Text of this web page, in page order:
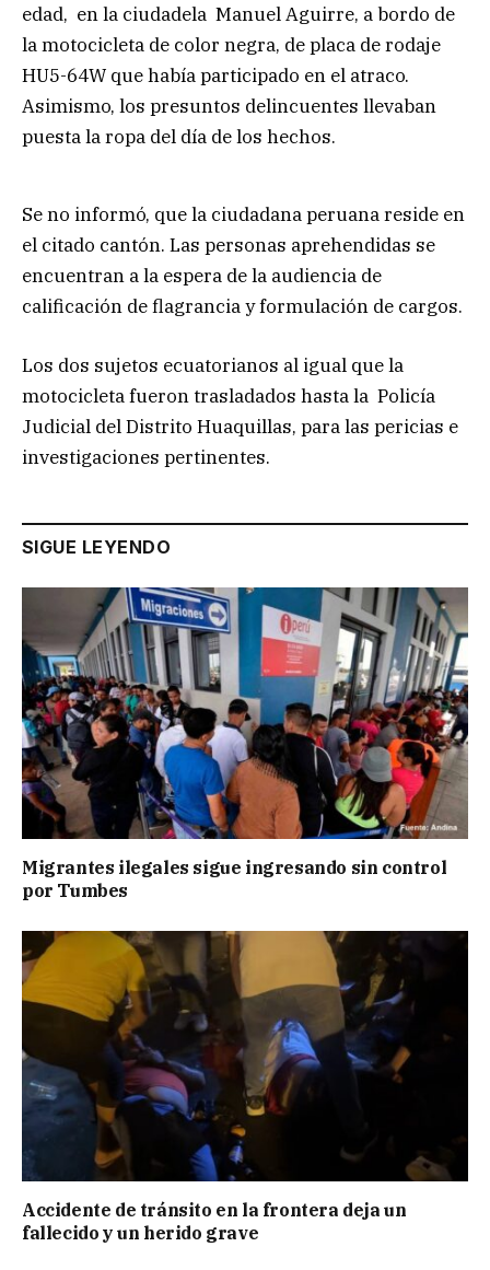
edad, en la ciudadela Manuel Aguirre, a bordo de
la motocicleta de color negra, de placa de rodaje
HU5-64W que había participado en el atraco.
Asimismo, los presuntos delincuentes llevaban
puesta la ropa del día de los hechos.
Se no informó, que la ciudadana peruana reside en
el citado cantón. Las personas aprehendidas se
encuentran a la espera de la audiencia de
calificación de flagrancia y formulación de cargos.
Los dos sujetos ecuatorianos al igual que la
motocicleta fueron trasladados hasta la Policía
Judicial del Distrito Huaquillas, para las pericias e
investigaciones pertinentes.
SIGUE LEYENDO
Migrantes ilegales sigue ingresando sin control
por Tumbes
Accidente de tránsito en la frontera deja un
fallecido y un herido grave